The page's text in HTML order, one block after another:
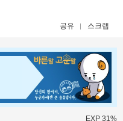
공유 스크랩
EXP 31%